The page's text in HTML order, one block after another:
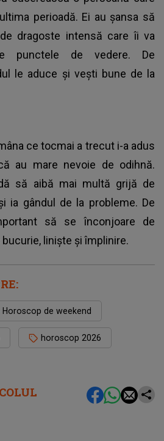
perioadă. Ei au șansa să
dragoste intensă care îi va
punctele de vedere. De
le aduce și vești bune de la
ce tocmai a trecut i-a adus
au mare nevoie de odihnă.
să aibă mai multă grijă de
ia gândul de la probleme. De
să se înconjoare de
liniște și împlinire.
Horoscop de weekend
horoscop 2026